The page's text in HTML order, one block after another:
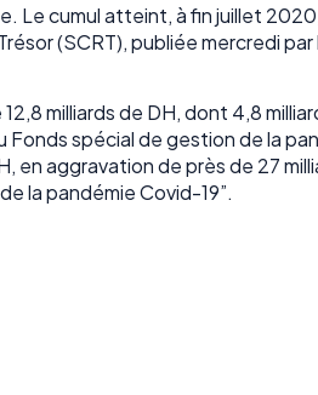
Le cumul atteint, à fin juillet
(SCRT), publiée mercredi
milliards de DH, dont 4,8
spécial de gestion de la
en aggravation de près de 27
la pandémie Covid-19”.